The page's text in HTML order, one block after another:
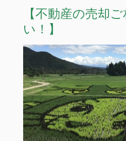
【不動産の売却
い！】